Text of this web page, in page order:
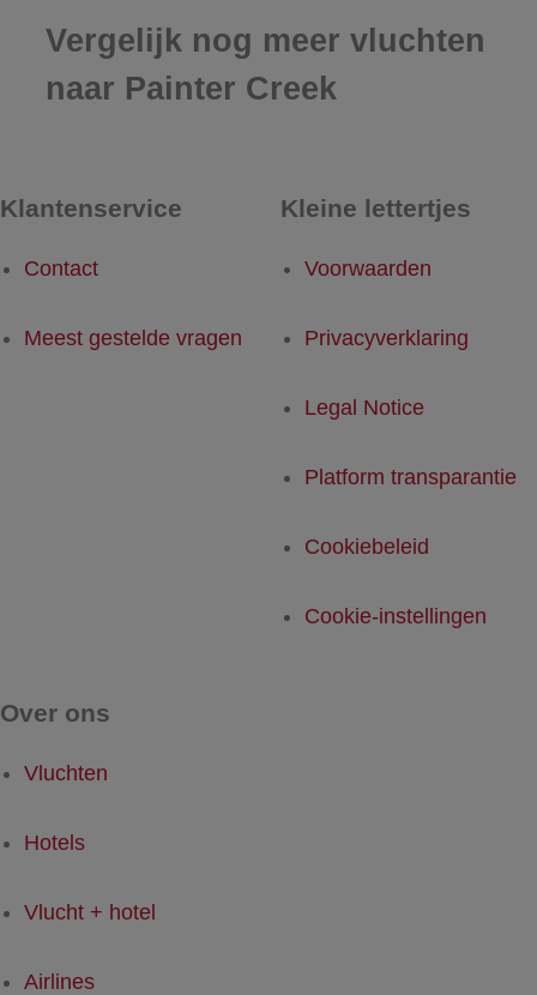
Vergelijk nog meer vluchten
naar Painter Creek
Klantenservice
Contact
Meest gestelde vragen
Kleine lettertjes
Voorwaarden
Privacyverklaring
Legal Notice
Platform transparantie
Cookiebeleid
Cookie-instellingen
Over ons
Vluchten
Hotels
Vlucht + hotel
Airlines